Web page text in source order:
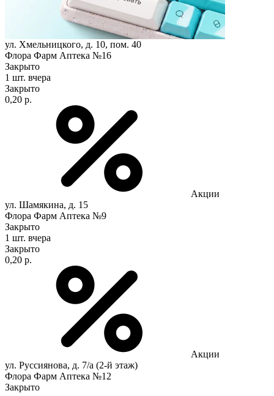
ул. Хмельницкого, д. 10, пом. 40
Флора Фарм Аптека №16
Закрыто
1 шт. вчера
Закрыто
0,20 р.
Акции
ул. Шамякина, д. 15
Флора Фарм Аптека №9
Закрыто
1 шт. вчера
Закрыто
0,20 р.
Акции
ул. Руссиянова, д. 7/а (2-й этаж)
Флора Фарм Аптека №12
Закрыто